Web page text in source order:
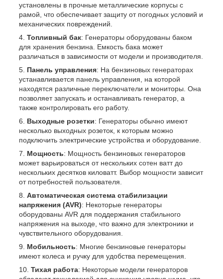
установлены в прочные металлические корпусы с
рамой, что обеспечивает защиту от погодных условий и
механических повреждений.
Топливный бак: Генераторы оборудованы баком
для хранения бензина. Емкость бака может
различаться в зависимости от модели и производителя.
Панель управления: На бензиновых генераторах
устанавливается панель управления, на которой
находятся различные переключатели и мониторы. Она
позволяет запускать и останавливать генератор, а
также контролировать его работу.
Выходные розетки: Генераторы обычно имеют
несколько выходных розеток, к которым можно
подключить электрические устройства и оборудование.
Мощность: Мощность бензиновых генераторов
может варьироваться от нескольких сотен ватт до
нескольких десятков киловатт. Выбор мощности зависит
от потребностей пользователя.
Автоматическая система стабилизации
напряжения (AVR): Некоторые генераторы
оборудованы AVR для поддержания стабильного
напряжения на выходе, что важно для электроники и
чувствительного оборудования.
Мобильность: Многие бензиновые генераторы
имеют колеса и ручку для удобства перемещения.
Тихая работа: Некоторые модели генераторов